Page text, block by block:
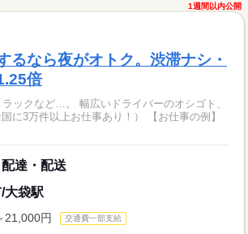
1週間以内公開
るなら夜がオトク。渋滞ナシ・
倍
ックなど…。 幅広いドライバーのオシゴト、
以上お仕事あり！） 【お仕事の例】
配達・配送
大袋駅
21,000円 交通費一部支給